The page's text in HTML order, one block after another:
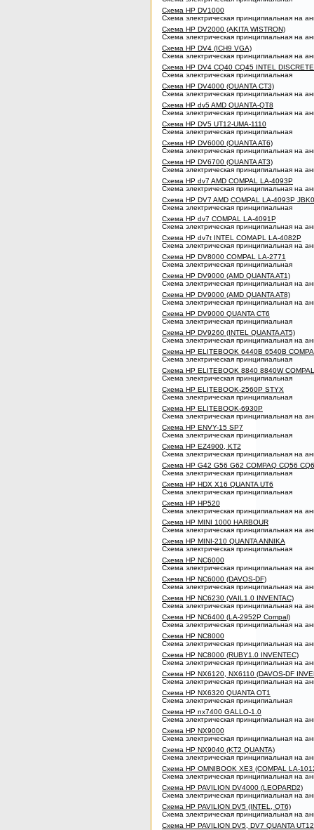
Схема HP DV1000
Схема электрическая принципиальная на
Схема HP DV2000 (AKITA WISTRON)
Схема электрическая принципиальная на
Схема HP DV4 (ICH9 VGA)
Схема электрическая принципиальная на
Схема HP DV4 CQ40 CQ45 INTEL
Схема электрическая принципиальная
Схема HP DV4000 (QUANTA CT3)
Схема электрическая принципиальная на
Схема HP dv5 AMD QUANTA-QT8
Схема электрическая принципиальная на
Схема HP DV5 UT12-UMA-1110
Схема электрическая принципиальная
Схема HP DV6000 (QUANTA AT6)
Схема электрическая принципиальная на
Схема HP DV6700 (QUANTA AT3)
Схема электрическая принципиальная на
Схема HP dv7 AMD COMPAL LA-4093P
Схема электрическая принципиальная на
Схема HP DV7 AMD COMPAL LA-4093P
Схема электрическая принципиальная
Схема HP dv7 COMPAL LA-4091P
Схема электрическая принципиальная на
Схема HP dv7t INTEL COMAPL LA-4082P
Схема электрическая принципиальная на
Схема HP DV8000 COMPAL LA-2771
Схема электрическая принципиальная
Схема HP DV9000 (AMD QUANTA AT1)
Схема электрическая принципиальная на
Схема HP DV9000 (AMD QUANTA AT8)
Схема электрическая принципиальная на
Схема HP DV9000 QUANTA CT6
Схема электрическая принципиальная
Схема HP DV9260 (INTEL QUANTA AT5)
Схема электрическая принципиальная на
Схема HP ELITEBOOK 6440B 6540B
Схема электрическая принципиальная
Схема HP ELITEBOOK 8840 8840W
Схема электрическая принципиальная
Схема HP ELITEBOOK-2560P STYX
Схема электрическая принципиальная
Схема HP ELITEBOOK-6930P
Схема электрическая принципиальная на
Схема HP ENVY-15 SP7
Схема электрическая принципиальная
Схема HP EZ4900, KT2
Схема электрическая принципиальная на
Схема HP G42 G56 G62 COMPAQ CQ56
Схема электрическая принципиальная
Схема HP HDX X16 QUANTA UT6
Схема электрическая принципиальная
Схема HP HP520
Схема электрическая принципиальная на
Схема HP MINI 1000 HARBOUR
Схема электрическая принципиальная на
Схема HP MINI-210 QUANTA ANNIKA
Схема электрическая принципиальная
Схема HP NC6000
Схема электрическая принципиальная на
Схема HP NC6000 (DAVOS-DF)
Схема электрическая принципиальная на
Схема HP NC6230 (VAIL1.0 INVENTAC)
Схема электрическая принципиальная на
Схема HP NC6400 (LA-2952P Compal)
Схема электрическая принципиальная на
Схема HP NC8000
Схема электрическая принципиальная на
Схема HP NC8000 (RUBY1.0 INVENTEC)
Схема электрическая принципиальная на
Схема HP NX6120, NX6110 (DAVOS-DF
Схема электрическая принципиальная на
Схема HP NX6320 QUANTA OT1
Схема электрическая принципиальная
Схема HP nx7400 GALLO-1.0
Схема электрическая принципиальная на
Схема HP NX9000
Схема электрическая принципиальная на
Схема HP NX9040 (KT2 QUANTA)
Схема электрическая принципиальная на
Схема HP OMNIBOOK XE3 (COMPAL LA-
Схема электрическая принципиальная на
Схема HP PAVILION DV4000 (LEOPARD2)
Схема электрическая принципиальная на
Схема HP PAVILION DV5 (INTEL, QT6)
Схема электрическая принципиальная на
Схема HP PAVILION DV5, DV7 QUANTA